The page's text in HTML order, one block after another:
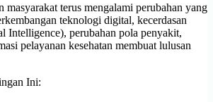
masyarakat terus mengalami perubahan yang
teknologi digital, kecerdasan
Intelligence), perubahan pola penyakit,
pelayanan kesehatan membuat lulusan
Ini: